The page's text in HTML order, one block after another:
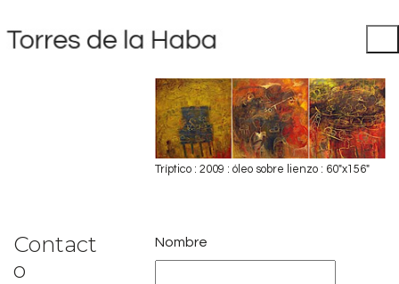
Tríptico : 2009 : óleo sobre lienzo : 60"x156"
Contact
o
Nombre